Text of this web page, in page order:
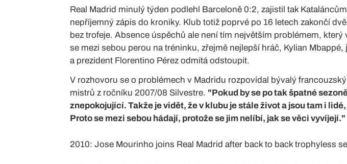
Real Madrid minulý týden podlehl Barceloně 0:2, zajistil tak
nepříjemný zápis do kroniky. Klub totiž poprvé po 16 letech zakončí
bez trofeje. Absence úspěchů ale není tím největším problémem, který
se mezi sebou perou na tréninku, zřejmě nejlepší hráč, Kylian
a prezident Florentino Pérez odmítá odstoupit.
V rozhovoru se o problémech v Madridu rozpovídal bývalý
mistrů z ročníku 2007/08 Silvestre. "Pokud by se po tak špatné
znepokojující. Takže je vidět, že v klubu je stále život a jsou tam i
Proto se mezi sebou hádají, protože se jim nelíbí, jak se věci vyvíjejí."
2010: Jose Mourinho joins Real Madrid after back to back trophyless